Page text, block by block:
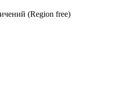
(Region free)